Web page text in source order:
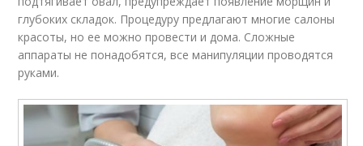
глубоких складок. Процедуру предлагают многие салоны
красоты, но ее можно провести и дома. Сложные
аппараты не понадобятся, все манипуляции проводятся
руками.